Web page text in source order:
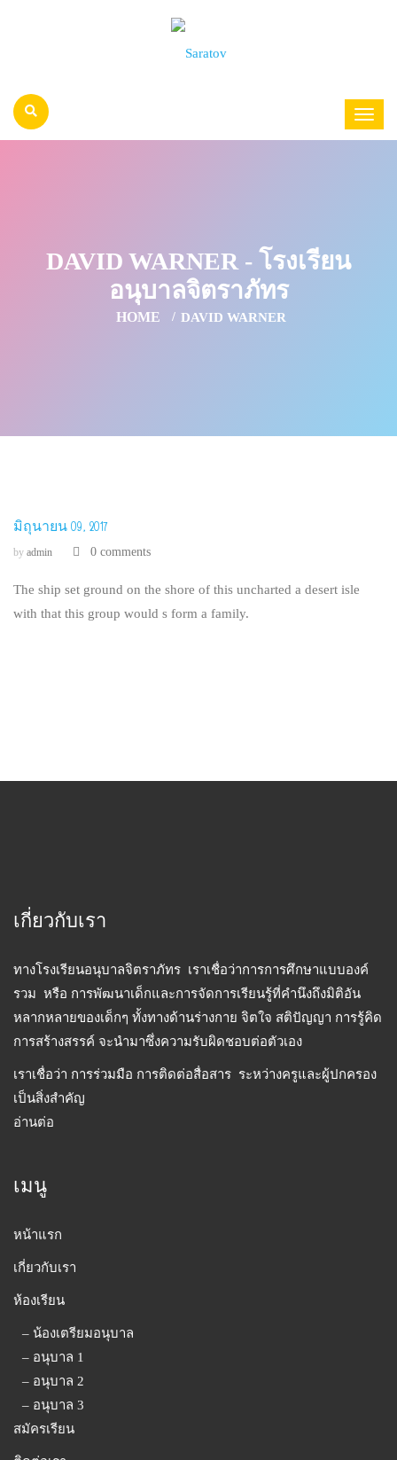
DAVID WARNER - โรงเรียน
อนุบาลจิตราภัทร
HOME DAVID WARNER
มิถุนายน 09, 2017
by admin 0 comments
The ship set ground on the shore of this uncharted a desert isle
with that this group would s form a family.
เกี่ยวกับเรา
ทางโรงเรียนอนุบาลจิตราภัทร เราเชื่อว่าการการศึกษาแบบองค์
รวม หรือ การพัฒนาเด็กและการจัดการเรียนรู้ที่คำนึงถึงมิติอัน
หลากหลายของเด็กๆ ทั้งทางด้านร่างกาย จิตใจ สติปัญญา การรู้คิด
การสร้างสรรค์ จะนำมาซึ่งความรับผิดชอบต่อตัวเอง
เราเชื่อว่า การร่วมมือ การติดต่อสื่อสาร ระหว่างครูและผู้ปกครอง
เป็นสิ่งสำคัญ
อ่านต่อ
เมนู
หน้าแรก
เกี่ยวกับเรา
ห้องเรียน
– น้องเตรียมอนุบาล
– อนุบาล 1
– อนุบาล 2
– อนุบาล 3
สมัครเรียน